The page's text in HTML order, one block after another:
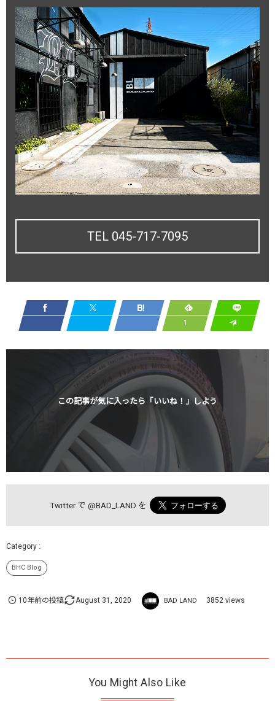
TEL 045-717-7095
1
この記事が気に入ったら「いいね！」しよう
Twitter で @BAD_LAND を
BHC Blog
10年前の投稿 August 31,2020 BAD LAND 3852 views
You Might Also Like